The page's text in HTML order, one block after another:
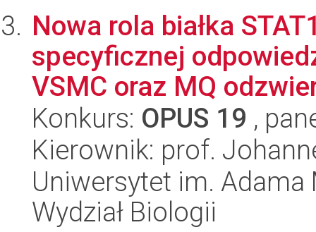
Nowa rola białka
specyficznej
VSMC oraz MQ
Konkurs: OPUS 19 ,
Kierownik: prof.
Uniwersytet im.
Wydział Biologii